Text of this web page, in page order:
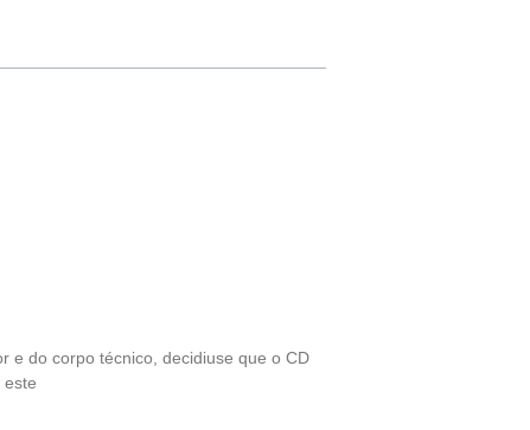
e do corpo técnico, decidiuse que o CD
este